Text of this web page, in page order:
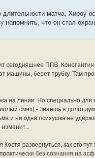
матча, Хироу
что он стал
сегодняшнее ППВ.
машины, берет трубку. Там
на линии. Но специально
смех) - Знаешь я долго
и ни одна психушка не
изменит...
Костя развернуться, как его
без сознания на